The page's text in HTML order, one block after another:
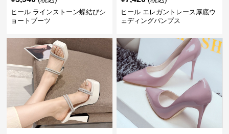
ヒール ラインストーン蝶結びシ
ョートブーツ
ヒール エレガントレース厚底ウ
ェディングパンプス